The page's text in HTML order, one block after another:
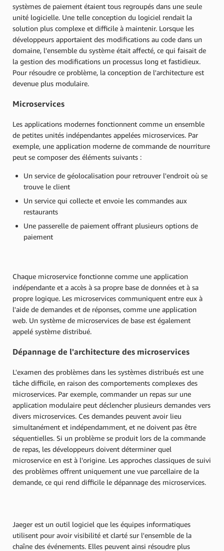
systèmes de paiement étaient tous regroupés dans une seule
unité logicielle. Une telle conception du logiciel rendait la
solution plus complexe et difficile à maintenir. Lorsque les
développeurs apportaient des modifications au code dans un
domaine, l'ensemble du système était affecté, ce qui faisait de
la gestion des modifications un processus long et fastidieux.
Pour résoudre ce problème, la conception de l'architecture est
devenue plus modulaire.
Microservices
Les applications modernes fonctionnent comme un ensemble
de petites unités indépendantes appelées microservices. Par
exemple, une application moderne de commande de nourriture
peut se composer des éléments suivants :
Un service de géolocalisation pour retrouver l'endroit où se
trouve le client
Un service qui collecte et envoie les commandes aux
restaurants
Une passerelle de paiement offrant plusieurs options de
paiement
Chaque microservice fonctionne comme une application
indépendante et a accès à sa propre base de données et à sa
propre logique. Les microservices communiquent entre eux à
l'aide de demandes et de réponses, comme une application
web. Un système de microservices de base est également
appelé système distribué.
Dépannage de l'architecture des microservices
L'examen des problèmes dans les systèmes distribués est une
tâche difficile, en raison des comportements complexes des
microservices. Par exemple, commander un repas sur une
application modulaire peut déclencher plusieurs demandes vers
divers microservices. Ces demandes peuvent avoir lieu
simultanément et indépendamment, et ne doivent pas être
séquentielles. Si un problème se produit lors de la commande
de repas, les développeurs doivent déterminer quel
microservice en est à l'origine. Les approches classiques de suivi
des problèmes offrent uniquement une vue parcellaire de la
demande, ce qui rend difficile le dépannage des microservices.
Jaeger est un outil logiciel que les équipes informatiques
utilisent pour avoir visibilité et clarté sur l'ensemble de la
chaîne des événements. Elles peuvent ainsi résoudre plus